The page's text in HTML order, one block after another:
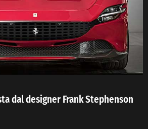
dal designer Frank Stephenson